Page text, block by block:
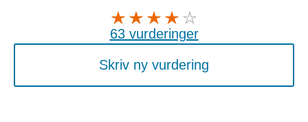
63 vurderinger
Skriv ny vurdering